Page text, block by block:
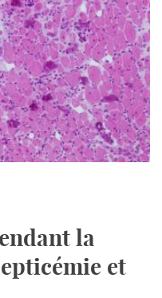
la
et